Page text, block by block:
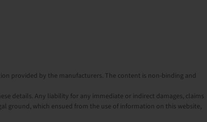
provided by the manufacturers. The content is non-binding and
details. Any liability for any immediate or indirect damages, claims
ground, which ensued from the use of information on this website,